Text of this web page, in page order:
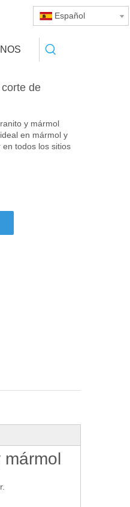
Español
de
y mármol
en mármol y
todos los sitios